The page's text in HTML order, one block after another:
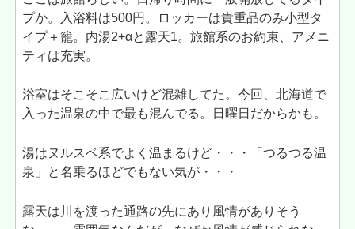
プか。入浴料は500円。ロッカーは貴重品のみ小型タ
イプ＋籠。内湯2+αと露天1。旅館系のお約束、アメニ
ティは充実。
浴室はそこそこ広いけど混雑してた。今回、北海道で
入った温泉の中で最も混んでる。日曜日だからかも。
湯はヌルスベ系でよく温まるけど・・・「つるつる温
泉」と名乗るほどでもない気が・・・
露天は川を渡った通路の先にあり風情がありそう